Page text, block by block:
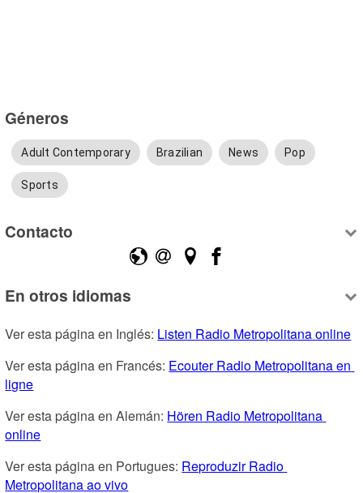
Géneros
Adult Contemporary Brazilian News Pop
Sports
Contacto
En otros idiomas
Ver esta página en Inglés: Listen Radio Metropolitana online
Ver esta página en Francés: Ecouter Radio Metropolitana en
ligne
Ver esta página en Alemán: Hören Radio Metropolitana
online
Ver esta página en Portugues: Reproduzir Radio
Metropolitana ao vivo